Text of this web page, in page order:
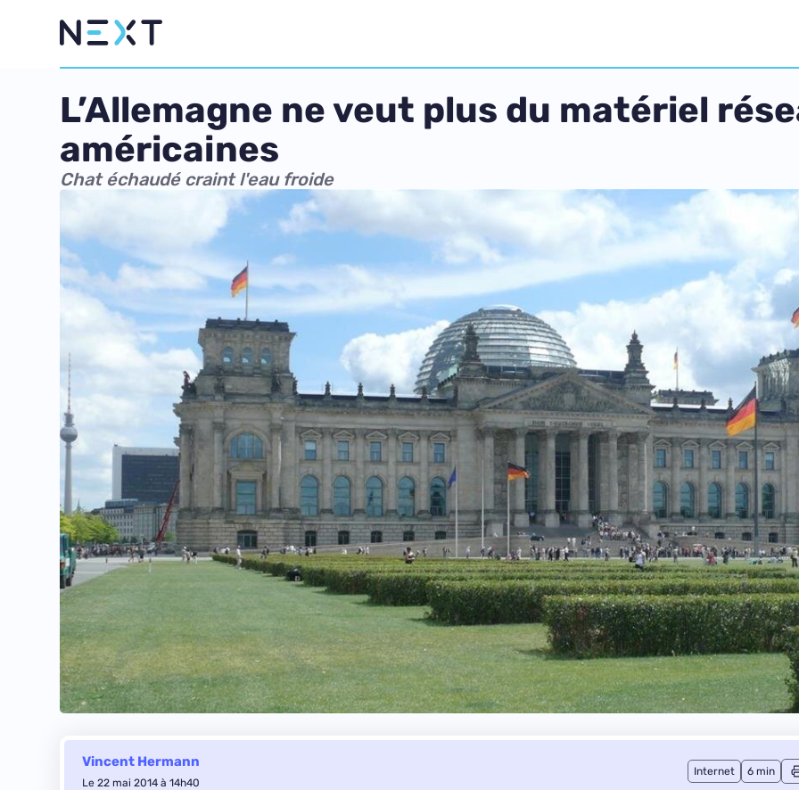
L’Allemagne ne veut plus du matériel
américaines
Chat échaudé craint l'eau froide
Vincent Hermann
Le 22 mai 2014 à 14h40
Internet 6 min